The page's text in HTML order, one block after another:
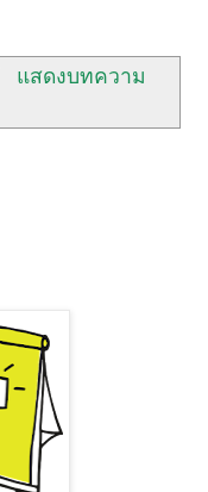
แสดงบทความ